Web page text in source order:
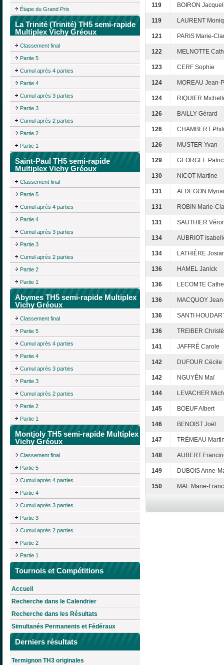
Étape du Grand Prix
La Trinité (Trinité) TH5 semi-rapide
Multiplex Vichy Gréoux
Classement final
Partie 5
Cumul après 4 parties
Partie 4
Cumul après 3 parties
Partie 3
Cumul après 2 parties
Partie 2
Partie 1
Saint-Paul TH5 semi-rapide
Multiplex Vichy Gréoux
Classement final
Partie 5
Cumul après 4 parties
Partie 4
Cumul après 3 parties
Partie 3
Cumul après 2 parties
Partie 2
Partie 1
Abymes TH5 semi-rapide Multiplex
Vichy Gréoux
Classement final
Partie 5
Cumul après 4 parties
Partie 4
Cumul après 3 parties
Partie 3
Cumul après 2 parties
Partie 2
Partie 1
Montjoly TH5 semi-rapide Multiplex
Vichy Gréoux
Classement final
Partie 5
Cumul après 4 parties
Partie 4
Cumul après 3 parties
Partie 3
Cumul après 2 parties
Partie 2
Partie 1
Tournois et Compétitions
Accueil
Recherche dans le Calendrier
Recherche dans les Résultats
Simultanés Permanents et Fédéraux
Derniers résultats
Termignon TH3 originales
119 BOIRON
119 LAURENT
121 PARIS Marie-
122 MELNOTTE
123 CERF Sophie
124 MOREAU Jean-
124 RIQUIER
126 BAILLY Gérard
126 CHAMBERT
126 MUSTER Yvan
129 GEORGEL
130 NICOT Martine
131 ALDEGON
131 ROBIN Marie-
131 SAUTHIER
134 AUBRIOT
134 LATHIÈRE
136 HAMEL Janick
136 LECOMTE
136 MACQUOY
136 SANTI
136 TREIBER
141 JAFFRÉ Carole
142 DUFOUR Cécile
142 NGUYÊN Maï
144 LEVACHER
145 BOEUF Albert
146 BENOIST Joël
147 TRÉMEAU
148 AUBERT
149 DUBOIS Anne-
150 MAL Marie-